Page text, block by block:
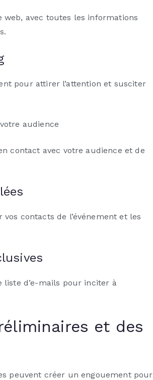
web, avec toutes les informations
pour attirer l’attention et susciter
audience
contact avec votre audience et de
contacts de l’événement et les
liste d’e-mails pour inciter à
et des
peuvent créer un engouement pour